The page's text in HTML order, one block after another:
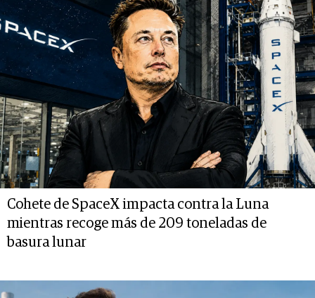
Cohete de SpaceX impacta contra la Luna
mientras recoge más de 209 toneladas de
basura lunar